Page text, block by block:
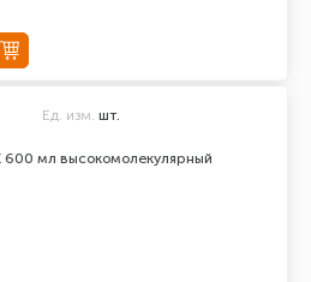
600 мл высокомолекулярный
Ед. изм. шт.